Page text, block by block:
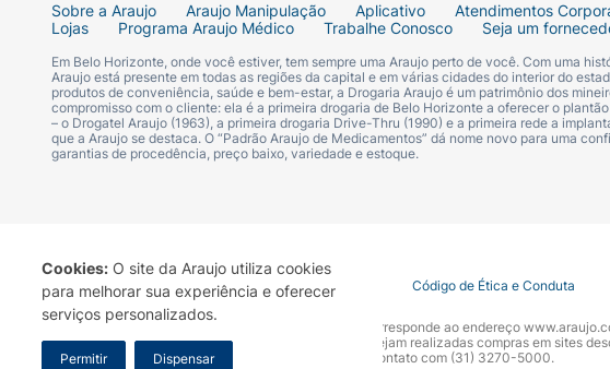
Cookies: O site da Araujo utiliza cookies
para melhorar sua experiência e oferecer
serviços personalizados.
Permitir Dispensar
Composição Principal:Água, extrato de Aloe Vera,
Diferencial:Dermatologicamente testado e tampa
Sobre a Araujo Araujo Manipulação Aplicativo Atendimentos
Lojas
Programa Araujo Médico Trabalhe Conosco Seja um
Em Belo Horizonte, onde você estiver, tem sempre uma Araujo perto de você. Com uma
Araujo está presente em todas as regiões da capital e em várias cidades do interior do
produtos de conveniência, saúde e bem-estar, a Drogaria Araujo é um patrimônio dos
compromisso com o cliente: ela é a primeira drogaria de Belo Horizonte a oferecer o
– o Drogatel Araujo (1963), a primeira drogaria Drive-Thru (1990) e a primeira rede a
que a Araujo se destaca. O “Padrão Araujo de Medicamentos” dá nome novo para uma
garantias de procedência, preço baixo, variedade e estoque.
Termo de Uso Portal da Privacidade Covid-19 Código de Ética e Conduta
A Drogaria Araujo S/A informa que o seu site oficial corresponde ao endereço
marca. Para sua segurança recomendamos que não sejam realizadas compras em sites
Araujo S.A. Em caso de dúvidas, gentileza entrar em contato com (31) 3270-5000.